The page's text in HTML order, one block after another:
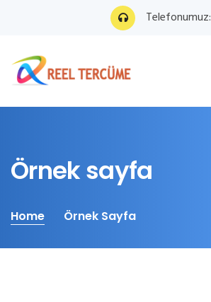
Telefonumuz:
Örnek sayfa
Home Örnek Sayfa